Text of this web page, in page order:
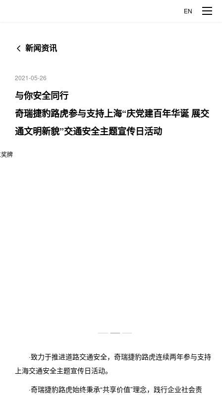
EN
捷豹XFL 捷豹XEL
创新科技
新闻资讯
2021-05-26
与你安全同行
奇瑞捷豹路虎参与支持上海“庆党建百年华诞 展交
通文明新貌”交通安全主题宣传日活动
·致力于推进道路交通安全，奇瑞捷豹路虎连续两年参与支持
上海交通安全主题宣传日活动。
·奇瑞捷豹路虎始终秉承“共享价值”理念，践行企业社会责